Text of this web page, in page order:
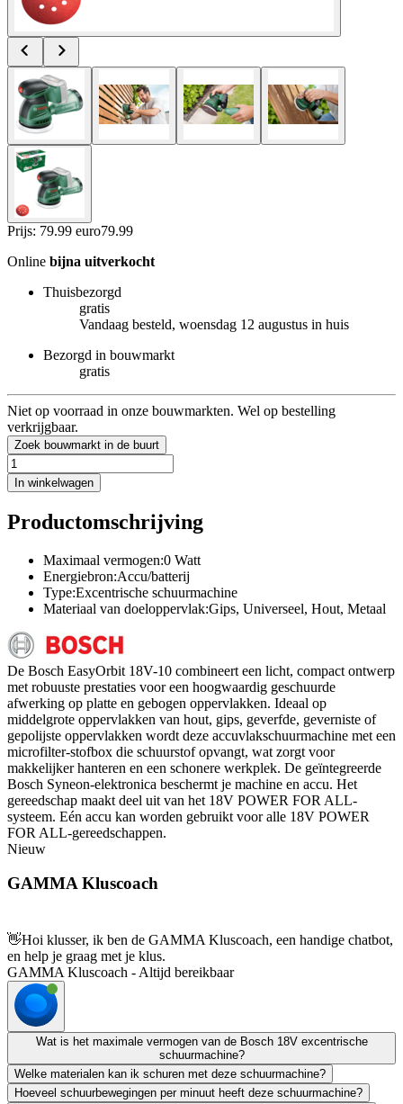
Prijs: 79.99 euro79.99
Online bijna uitverkocht
Thuisbezorgd
gratis
Vandaag besteld, woensdag 12 augustus in huis
Bezorgd in bouwmarkt
gratis
Niet op voorraad in onze bouwmarkten. Wel op bestelling
verkrijgbaar.
Zoek bouwmarkt in de buurt
In winkelwagen
Productomschrijving
Maximaal vermogen:0 Watt
Energiebron:Accu/batterij
Type:Excentrische schuurmachine
Materiaal van doeloppervlak:Gips, Universeel, Hout, Metaal
De Bosch EasyOrbit 18V-10 combineert een licht, compact ontwerp
met robuuste prestaties voor een hoogwaardig geschuurde
afwerking op platte en gebogen oppervlakken. Ideaal op
middelgrote oppervlakken van hout, gips, geverfde, geverniste of
gepolijste oppervlakken wordt deze accuvlakschuurmachine met een
microfilter-stofbox die schuurstof opvangt, wat zorgt voor
makkelijker hanteren en een schonere werkplek. De geïntegreerde
Bosch Syneon-elektronica beschermt je machine en accu. Het
gereedschap maakt deel uit van het 18V POWER FOR ALL-
systeem. Eén accu kan worden gebruikt voor alle 18V POWER
FOR ALL-gereedschappen.
Nieuw
GAMMA Kluscoach
👋Hoi klusser, ik ben de GAMMA Kluscoach, een handige chatbot,
en help je graag met je klus.
GAMMA Kluscoach - Altijd bereikbaar
Wat is het maximale vermogen van de Bosch 18V excentrische
schuurmachine?
Welke materialen kan ik schuren met deze schuurmachine?
Hoeveel schuurbewegingen per minuut heeft deze schuurmachine?